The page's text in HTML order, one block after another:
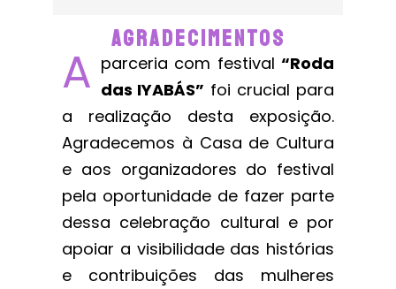
AGRADECIMENTOS
A parceria com festival “Roda
das IYABÁS” foi crucial para
a realização desta exposição.
Agradecemos à Casa de Cultura
e aos organizadores do festival
pela oportunidade de fazer parte
dessa celebração cultural e por
apoiar a visibilidade das histórias
e contribuições das mulheres